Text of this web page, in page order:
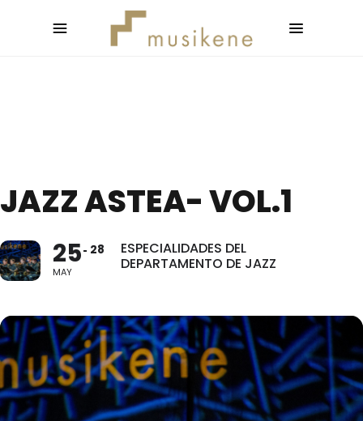
JAZZ ASTEA- VOL.1
25
MAY
28
ESPECIALIDADES DEL
DEPARTAMENTO DE JAZZ